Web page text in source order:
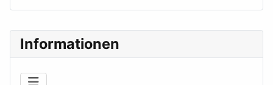
Informationen